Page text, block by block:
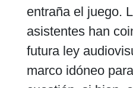
entraña el juego.
asistentes han
futura ley
marco idóneo